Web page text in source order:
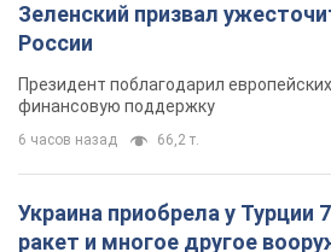
Зеленский призвал
России
Президент поблагодарил
финансовую поддержку
6 часов назад 66,2 т.
Украина приобрела у Турции
ракет и многое другое